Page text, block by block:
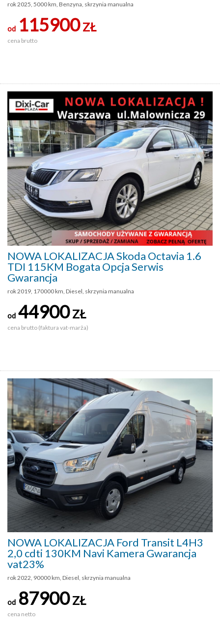
rok 2025, 5000 km, Benzyna, skrzynia manualna
od 115900ZŁ
cena brutto
NOWA LOKALIZACJA Skoda Octavia 1.6
TDI 115KM Bogata Opcja Serwis
Gwarancja
rok 2019, 170000 km, Diesel, skrzynia manualna
od 44900ZŁ
cena brutto (faktura vat-marża)
NOWA LOKALIZACJA Ford Transit L4H3
2,0 cdti 130KM Navi Kamera Gwarancja
vat23%
rok 2022, 90000 km, Diesel, skrzynia manualna
od 87900ZŁ
cena netto